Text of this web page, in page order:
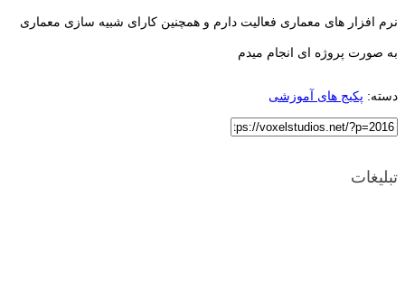
نرم افزار های معماری فعالیت دارم و همچنین کارای شبیه سازی معماری
به صورت پروژه ای انجام میدم
دسته: پکیج های آموزشی
تبلیغات